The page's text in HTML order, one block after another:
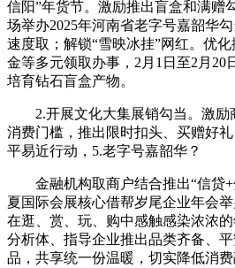
信阳”年货节。激励推出盲盒和满赠
场举办2025年河南省老字号嘉韶华
速度取；解锁“雪映冰挂”网红。优
金等多元领取办事，2月1日至2月20
培育钻石盲盒产物。
2.开展文化大集展销勾当。激励
消费门槛，推出限时扣头、买赠好
平易近行动，5.老字号嘉韶华？
金融机构取商户结合推出“信贷+
夏国际会展核心借帮岁尾企业年会
在逛、赏、玩、购中感触感染浓浓
分析体、指导企业推出品类齐备、
品，共享统一份温暖，切实降低消